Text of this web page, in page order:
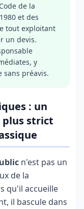
de la
et des
tout exploitant
un devis.
y
préavis.
: un
plus strict
n'est pas un
de la
qu'il accueille
il bascule dans